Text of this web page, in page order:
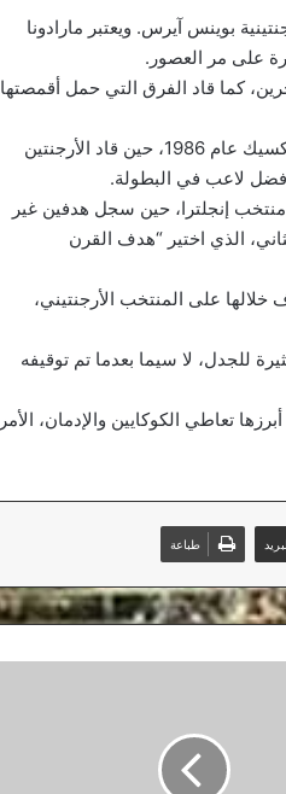
بالعاصمة الأرجنتينية بوينس آيرس. ويعتبر مارادونا
على مر العصور.
كما قاد الفرق التي حمل أقمصتها
ومع منتخب بلاده، لعب أربع بطولات كأس العالم، بما في ذلك مونديال المكسيك عام 1986، حين قاد الأرجنتين
أفضل لاعب في البطولة.
أبواب التاريخ خلال مباراة ربع نهائي كأس العالم 1986 أمام منتخب إنجلترا، حين سجل هدفين غير
الذي اختير “هدف القرن
أشرف خلالها على المنتخب الأرجنتيني،
للجدل، لا سيما بعدما تم توقيفه
تعاطي الكوكايين والإدمان، الأمر
طباعة